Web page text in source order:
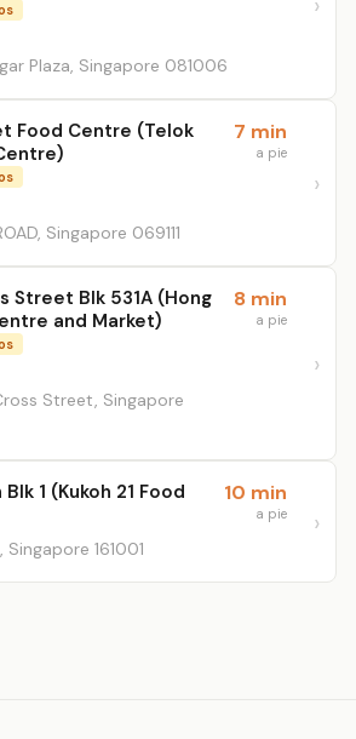
Plaza, Singapore 081006
Food Centre (Telok
Singapore 069111
7 min
a pie
Street Blk 531A (Hong
and Market)
Street, Singapore
8 min
a pie
1 (Kukoh 21 Food
Singapore 161001
10 min
a pie